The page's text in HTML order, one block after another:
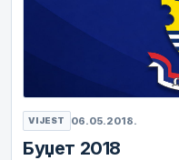
VIJEST 06.05.2018.
Буџет 2018